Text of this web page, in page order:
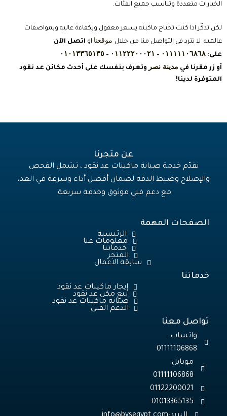
الخيارات متعددة وتناسب جميع الفئات.
لكن تذكّر اذا كنت تحتاج ماكبنه يسعر معقول وبكفاءة عاليه وبمواصفات
عالميه لا تترد في التواصل منا من خلال موقعنا او اتصل الآن
على: ٠١١١١١٠٦٨٦٨ – ٠١١٢٢٢٠٠٠٢١ – ٠١٠١٣٣٦٥١٣٥
أو زر مقرنا في مدينة نصر وتعرف بنفسك على أحدث مكائن عد نقود
المتوفرة لدينا!
عن متجرنا
نقدّم خدمة صيانة ماكينات عد نقود ، تشمل الفحص
والإصلاح وضبط الدقة لضمان أفضل أداء وسرعة في العد،
مع دعم فني موثوق وخدمة سريعة.
الصفحات المهمة
الرئيسية
معلومات عنا
خدماتنا
المتجر
سابقة الاعمال
خدماتنا
إيجار ماكينات عد نقود
بيع مكن عد نقود
صيانة ماكينات عد نقود
الدعم الفنى
تواصل معنا
واتساب :
01111106868
موبايل:
01013365135